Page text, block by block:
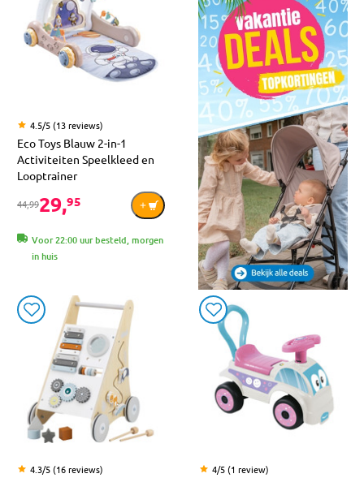
4.5/5 (13 reviews)
Eco Toys Blauw 2-in-1
Activiteiten Speelkleed en
Looptrainer
44,9929,95
Voor 22:00 uur besteld, morgen
in huis
4.3/5 (16 reviews) 4/5 (1 review)